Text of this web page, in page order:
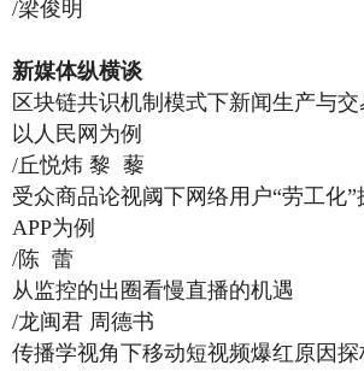
/梁俊明
新媒体纵横谈
区块链共识机制模式下新闻生产与
以人民网为例
/丘悦炜 黎 藜
受众商品论视阈下网络用户“劳工
APP为例
/陈 蕾
从监控的出圈看慢直播的机遇
/龙闽君 周德书
传播学视角下移动短视频爆红原因